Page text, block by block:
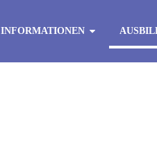
INFORMATIONEN